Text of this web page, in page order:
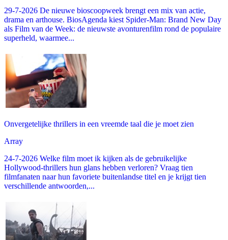
29-7-2026 De nieuwe bioscoopweek brengt een mix van actie,
drama en arthouse. BiosAgenda kiest Spider-Man: Brand New Day
als Film van de Week: de nieuwste avonturenfilm rond de populaire
superheld, waarmee...
Onvergetelijke thrillers in een vreemde taal die je moet zien
Array
24-7-2026 Welke film moet ik kijken als de gebruikelijke
Hollywood-thrillers hun glans hebben verloren? Vraag tien
filmfanaten naar hun favoriete buitenlandse titel en je krijgt tien
verschillende antwoorden,...